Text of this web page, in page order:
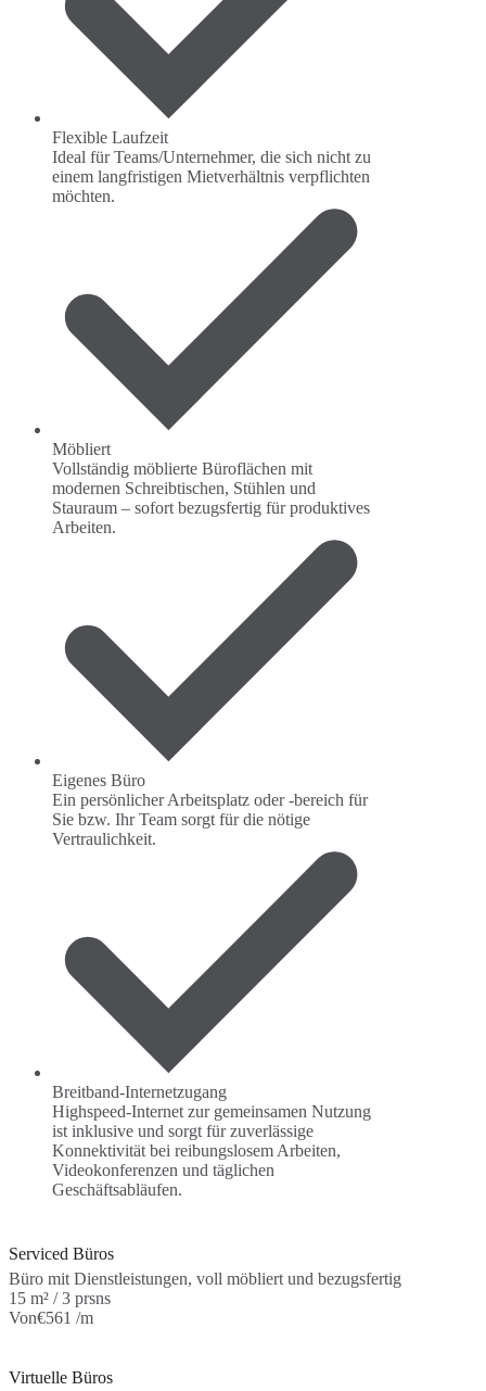
Flexible Laufzeit
Ideal für Teams/Unternehmer, die sich nicht zu
einem langfristigen Mietverhältnis verpflichten
möchten.
Möbliert
Vollständig möblierte Büroflächen mit
modernen Schreibtischen, Stühlen und
Stauraum – sofort bezugsfertig für produktives
Arbeiten.
Eigenes Büro
Ein persönlicher Arbeitsplatz oder -bereich für
Sie bzw. Ihr Team sorgt für die nötige
Vertraulichkeit.
Breitband-Internetzugang
Highspeed-Internet zur gemeinsamen Nutzung
ist inklusive und sorgt für zuverlässige
Konnektivität bei reibungslosem Arbeiten,
Videokonferenzen und täglichen
Geschäftsabläufen.
Serviced Büros
Büro mit Dienstleistungen, voll möbliert und bezugsfertig
15 m² / 3 prsns
Von€561 /m
Virtuelle Büros